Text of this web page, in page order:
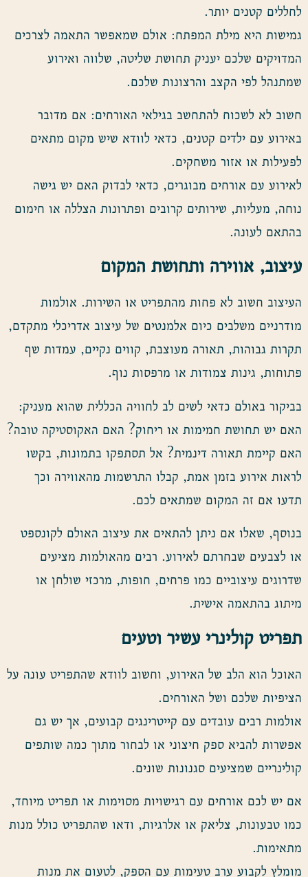
לחללים קטנים יותר.
גמישות היא מילת המפתח: אולם שמאפשר התאמה לצרכים
המדויקים שלכם יעניק תחושת שליטה, שלווה ואירוע
שמתנהל לפי הקצב והרצונות שלכם.
חשוב לא לשכוח להתחשב בגילאי האורחים: אם מדובר
באירוע עם ילדים קטנים, כדאי לוודא שיש מקום מתאים
לפעילות או אזור משחקים.
לאירוע עם אורחים מבוגרים, כדאי לבדוק האם יש גישה
נוחה, מעליות, שירותים קרובים ופתרונות הצללה או חימום
בהתאם לעונה.
עיצוב, אווירה ותחושת המקום
העיצוב חשוב לא פחות מהתפריט או השירות. אולמות
מודרניים משלבים כיום אלמנטים של עיצוב אדריכלי מתקדם,
תקרות גבוהות, תאורה מעוצבת, קווים נקיים, עמדות שף
פתוחות, גינות צמודות או מרפסות נוף.
בביקור באולם כדאי לשים לב לחוויה הכללית שהוא מעניק:
האם יש תחושת חמימות או ריחוק? האם האקוסטיקה טובה?
האם קיימת תאורה דינמית? אל תסתפקו בתמונות, בקשו
לראות אירוע בזמן אמת, קבלו התרשמות מהאווירה וכך
תדעו אם זה המקום שמתאים לכם.
בנוסף, שאלו אם ניתן להתאים את עיצוב האולם לקונספט
או לצבעים שבחרתם לאירוע. רבים מהאולמות מציעים
שדרוגים עיצוביים כמו פרחים, חופות, מרכזי שולחן או
מיתוג בהתאמה אישית.
תפריט קולינרי עשיר וטעים
האוכל הוא הלב של האירוע, וחשוב לוודא שהתפריט עונה על
הציפיות שלכם ושל האורחים.
אולמות רבים עובדים עם קייטרינגים קבועים, אך יש גם
אפשרות להביא ספק חיצוני או לבחור מתוך כמה שותפים
קולינריים שמציעים סגנונות שונים.
אם יש לכם אורחים עם רגישויות מסוימות או תפריט מיוחד,
כמו טבעונות, צליאק או אלרגיות, ודאו שהתפריט כולל מנות
מתאימות.
מומלץ לקבוע ערב טעימות עם הספק, לטעום את מנות